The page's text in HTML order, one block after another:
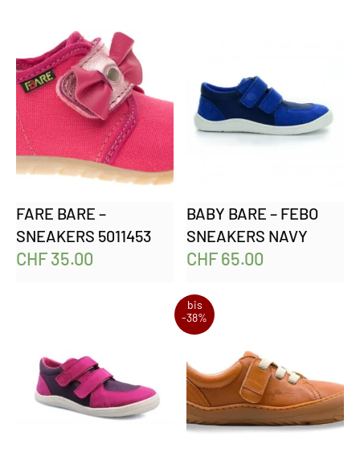
FARE BARE –
SNEAKERS 5011453
CHF35.00
BABY BARE – FEBO
SNEAKERS NAVY
CHF65.00
bis
-38%